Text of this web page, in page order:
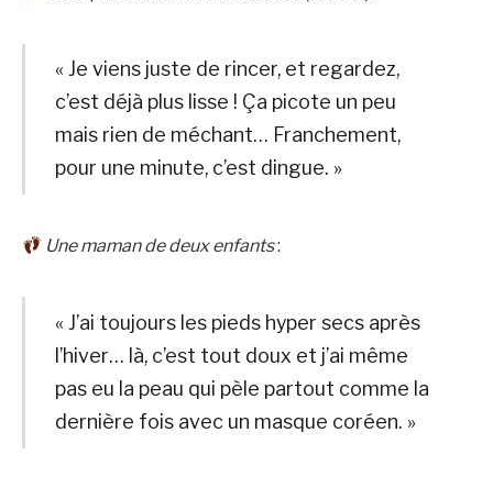
« Je viens juste de rincer, et regardez,
c’est déjà plus lisse ! Ça picote un peu
mais rien de méchant… Franchement,
pour une minute, c’est dingue. »
Une maman de deux enfants:
« J’ai toujours les pieds hyper secs après
l’hiver… là, c’est tout doux et j’ai même
pas eu la peau qui pèle partout comme la
dernière fois avec un masque coréen. »